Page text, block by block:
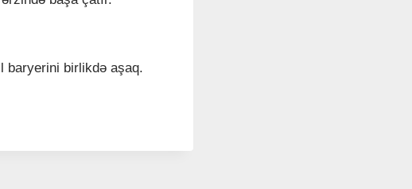
baryerini birlikdə aşaq.